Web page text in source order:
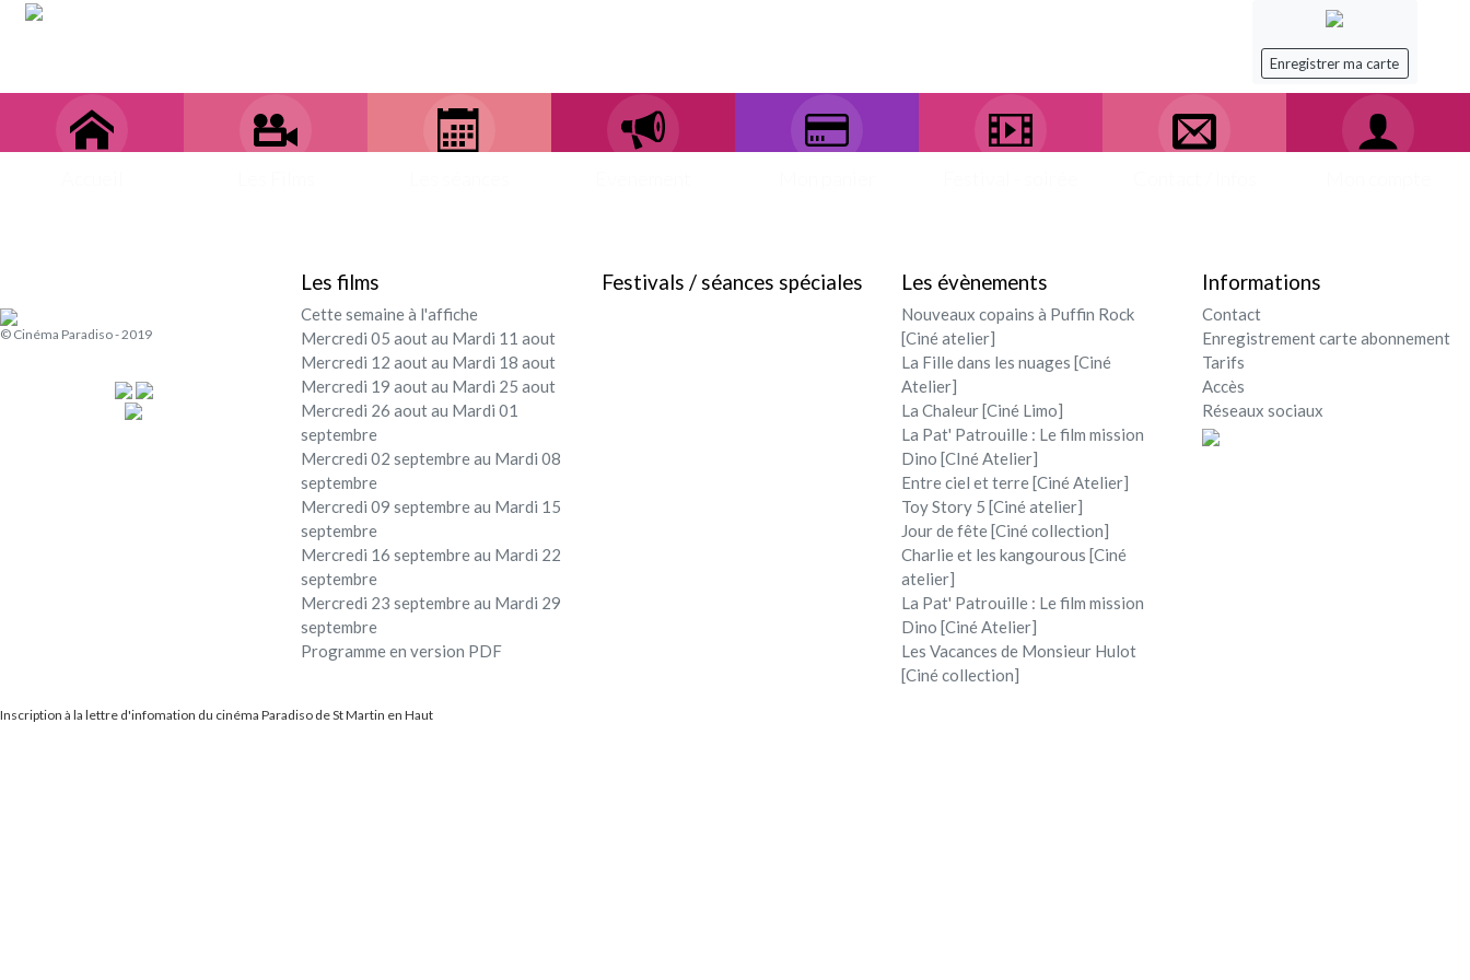
Enregistrer ma carte
© Cinéma Paradiso - 2019
Les films
Cette semaine à l'affiche
Mercredi 05 aout au Mardi 11 aout
Mercredi 12 aout au Mardi 18 aout
Mercredi 19 aout au Mardi 25 aout
Mercredi 26 aout au Mardi 01
septembre
Mercredi 02 septembre au Mardi 08
septembre
Mercredi 09 septembre au Mardi 15
septembre
Mercredi 16 septembre au Mardi 22
septembre
Mercredi 23 septembre au Mardi 29
septembre
Programme en version PDF
Festivals / séances spéciales Les évènements
Nouveaux copains à Puffin Rock
[Ciné atelier]
La Fille dans les nuages [Ciné
Atelier]
La Chaleur [Ciné Limo]
La Pat' Patrouille : Le film mission
Dino [CIné Atelier]
Entre ciel et terre [Ciné Atelier]
Toy Story 5 [Ciné atelier]
Jour de fête [Ciné collection]
Charlie et les kangourous [Ciné
atelier]
La Pat' Patrouille : Le film mission
Dino [Ciné Atelier]
Les Vacances de Monsieur Hulot
[Ciné collection]
Informations
Contact
Enregistrement carte abonnement
Tarifs
Accès
Réseaux sociaux
Inscription à la lettre d'infomation du cinéma Paradiso de St Martin en Haut